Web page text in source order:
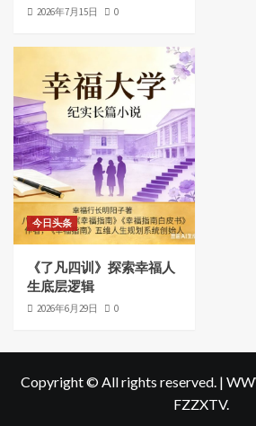
2026年7月15日 0
今日头条
《了凡四训》探索幸福人
生底层逻辑
2026年6月29日 0
Copyright © All rights reserved. |
FZZXTV.